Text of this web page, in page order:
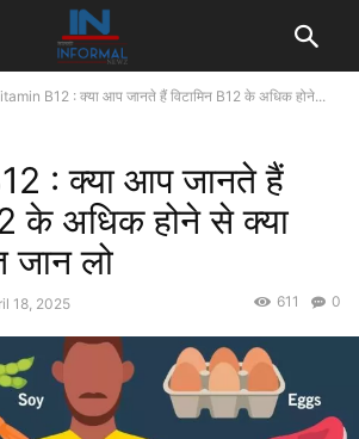
B12 : क्या आप जानते हैं विटामिन B12 के अधिक होने...
: क्या आप जानते हैं
के अधिक होने से क्या
जान लो
18, 2025 0
611